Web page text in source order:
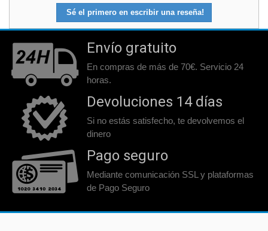
Sé el primero en escribir una reseña!
Envío gratuito
En compras de más de 70€. Servicio 24
horas.
Devoluciones 14 días
Si no estás satisfecho, te devolvemos el
dinero
Pago seguro
Mediante comunicación SSL y plataformas
de Pago Seguro